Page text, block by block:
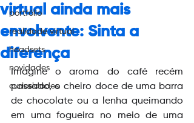
portfólio
realidade virtual
headsets
novidades
curiosidades
virtual ainda mais
envolvente: Sinta a
diferença
Imagine o aroma do café recém
passado, o cheiro doce de uma barra
de chocolate ou a lenha queimando
em uma fogueira no meio de uma